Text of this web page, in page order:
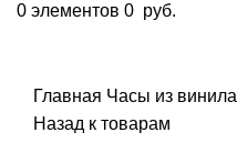
0 элементов 0 руб.
Главная Часы из винила
Назад к товарам